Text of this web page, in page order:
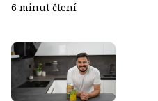
6 minut čtení